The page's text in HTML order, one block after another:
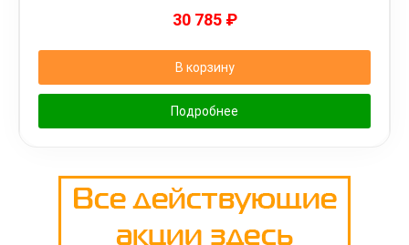
30 785 ₽
В корзину
Подробнее